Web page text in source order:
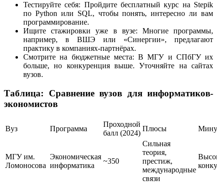
Тестируйте себя: Пройдите бесплатный курс на Stepik
по Python или SQL, чтобы понять, интересно ли вам
программирование.
Ищите стажировки уже в вузе: Многие программы,
например, в ВШЭ или «Синергии», предлагают
практику в компаниях-партнёрах.
Смотрите на бюджетные места: В МГУ и СПбГУ их
больше, но конкуренция выше. Уточняйте на сайтах
вузов.
Таблица: Сравнение вузов для информатиков-
экономистов
Вуз Программа
Проходной
балл (2024)
Плюсы
МГУ им.
Ломоносова
Экономическая
информатика
~350
Сильная
теория,
престиж,
международные
связи